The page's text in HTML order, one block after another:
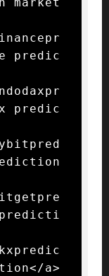
predic
predic
a>